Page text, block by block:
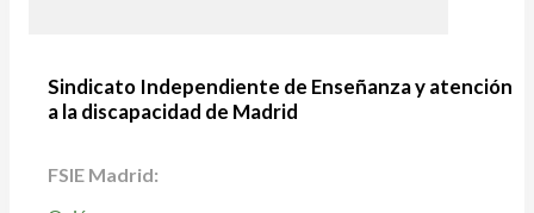
Sindicato Independiente de Enseñanza y atención
a la discapacidad de Madrid
FSIE Madrid: